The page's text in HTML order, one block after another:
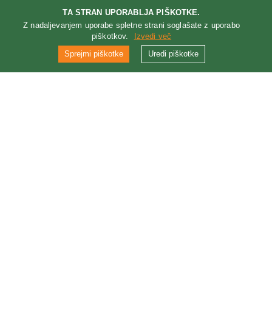
Direktor komericale
Telefon: +386(07) 814 63 41
Mobitel: +386(0)41 616 666
Direktor računovodstva
TA STRAN UPORABLJA PIŠKOTKE.
Z nadaljevanjem uporabe spletne strani soglašate z uporabo
piškotkov.
Izvedi več
Sprejmi piškotke
Uredi piškotke